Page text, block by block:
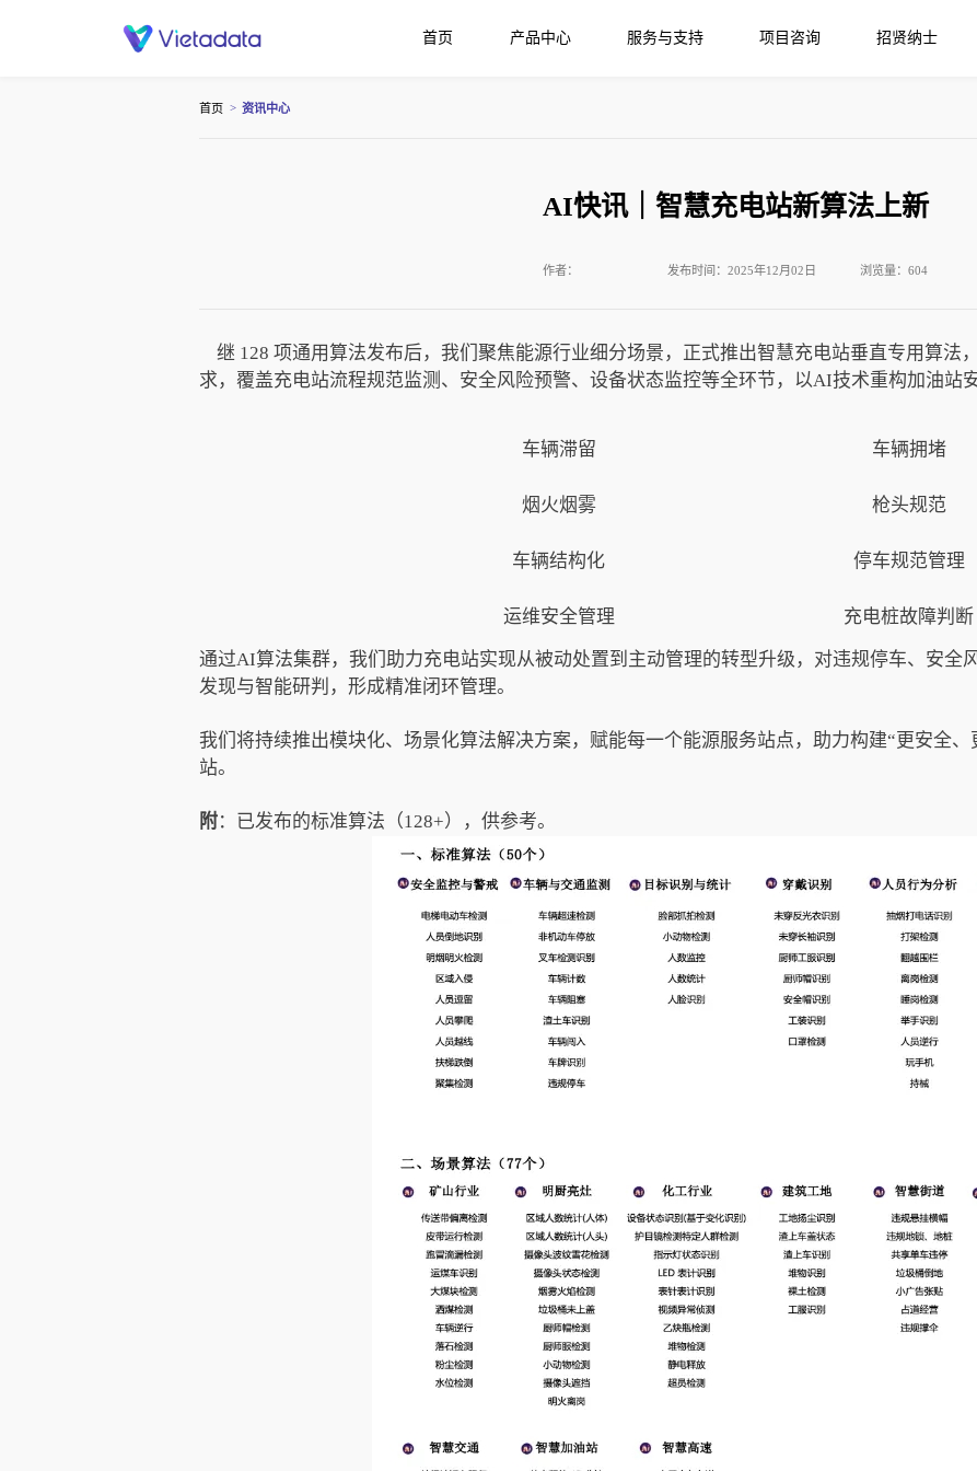
首页 产品中心 服务与支持 项目咨询 招贤纳士
首页 > 资讯中心
AI快讯｜智慧充电站新算法上新
作者： 发布时间：2025年12月02日 浏览量：604
继 128 项通用算法发布后，我们聚焦能源行业细分场景，正式推出智慧充电站垂直专用算法
求，覆盖充电站流程规范监测、安全风险预警、设备状态监控等全环节，以AI技术重构加油站
车辆滞留 车辆拥堵
烟火烟雾 枪头规范
车辆结构化 停车规范管理
运维安全管理 充电桩故障判断
通过AI算法集群，我们助力充电站实现从被动处置到主动管理的转型升级，对违规停车、安全
发现与智能研判，形成精准闭环管理。
我们将持续推出模块化、场景化算法解决方案，赋能每一个能源服务站点，助力构建“更安全
站。
附：已发布的标准算法（128+），供参考。